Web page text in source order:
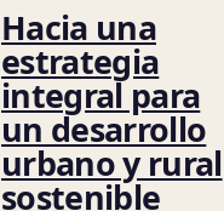
Hacia una
estrategia
integral para
un desarrollo
urbano y rural
sostenible